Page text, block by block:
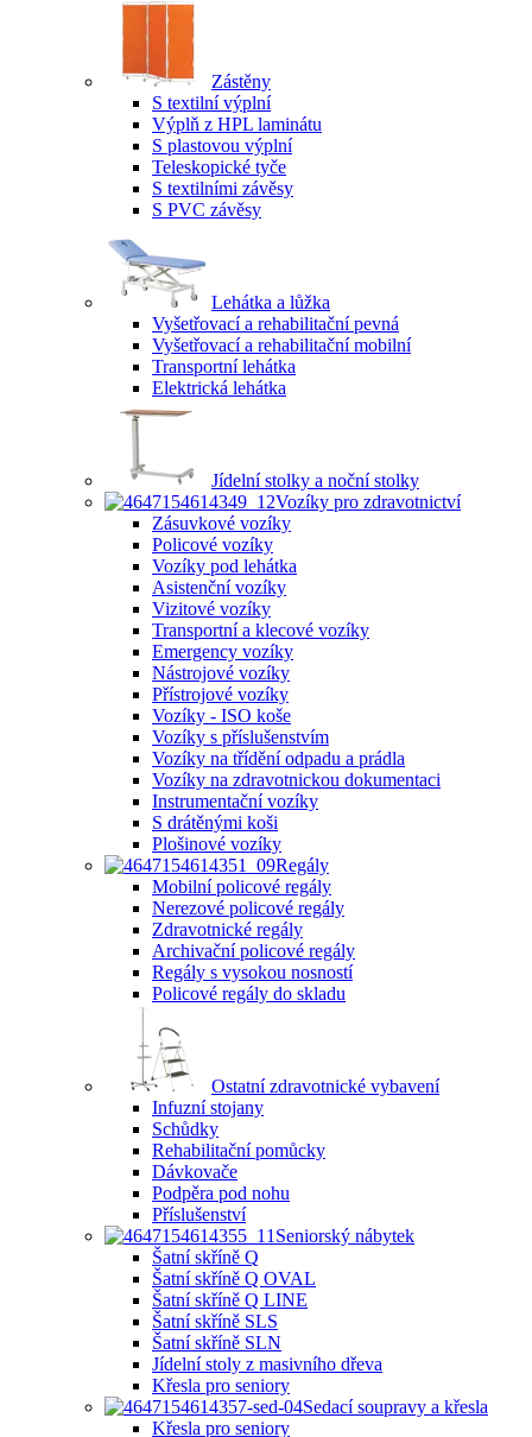
Zástěny
S textilní výplní
Výplň z HPL laminátu
S plastovou výplní
Teleskopické tyče
S textilními závěsy
S PVC závěsy
Lehátka a lůžka
Vyšetřovací a rehabilitační pevná
Vyšetřovací a rehabilitační mobilní
Transportní lehátka
Elektrická lehátka
Jídelní stolky a noční stolky
Vozíky pro zdravotnictví
Zásuvkové vozíky
Policové vozíky
Vozíky pod lehátka
Asistenční vozíky
Vizitové vozíky
Transportní a klecové vozíky
Emergency vozíky
Nástrojové vozíky
Přístrojové vozíky
Vozíky - ISO koše
Vozíky s příslušenstvím
Vozíky na třídění odpadu a prádla
Vozíky na zdravotnickou dokumentaci
Instrumentační vozíky
S drátěnými koši
Plošinové vozíky
Regály
Mobilní policové regály
Nerezové policové regály
Zdravotnické regály
Archivační policové regály
Regály s vysokou nosností
Policové regály do skladu
Ostatní zdravotnické vybavení
Infuzní stojany
Schůdky
Rehabilitační pomůcky
Dávkovače
Podpěra pod nohu
Příslušenství
Seniorský nábytek
Šatní skříně Q
Šatní skříně Q OVAL
Šatní skříně Q LINE
Šatní skříně SLS
Šatní skříně SLN
Jídelní stoly z masivního dřeva
Křesla pro seniory
Sedací soupravy a křesla
Křesla pro seniory